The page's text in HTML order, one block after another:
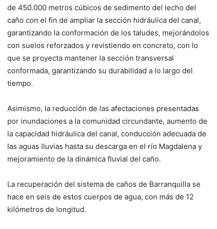
de 450.000 metros cúbicos de sedimento del lecho del
caño con el fin de ampliar la sección hidráulica del canal,
garantizando la conformación de los taludes, mejorándolos
con suelos reforzados y revistiendo en concreto, con lo
que se proyecta mantener la sección transversal
conformada, garantizando su durabilidad a lo largo del
tiempo.
Asimismo, la reducción de las afectaciones presentadas
por inundaciones a la comunidad circundante, aumento de
la capacidad hidráulica del canal, conducción adecuada de
las aguas lluvias hasta su descarga en el río Magdalena y
mejoramiento de la dinámica fluvial del caño.
La recuperación del sistema de caños de Barranquilla se
hace en seis de estos cuerpos de agua, con más de 12
kilómetros de longitud.